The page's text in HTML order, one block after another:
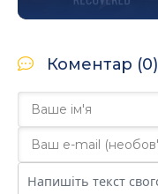
Коментар (0)